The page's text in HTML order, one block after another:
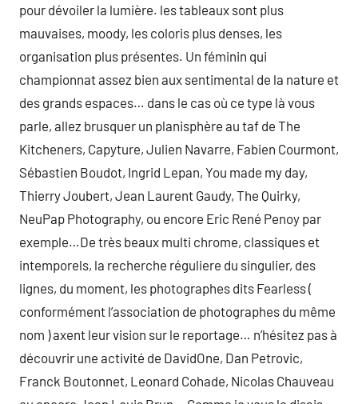
pour dévoiler la lumière. les tableaux sont plus
mauvaises, moody, les coloris plus denses, les
organisation plus présentes. Un féminin qui
championnat assez bien aux sentimental de la nature et
des grands espaces… dans le cas où ce type là vous
parle, allez brusquer un planisphère au taf de The
Kitcheners, Capyture, Julien Navarre, Fabien Courmont,
Sébastien Boudot, Ingrid Lepan, You made my day,
Thierry Joubert, Jean Laurent Gaudy, The Quirky,
NeuPap Photography, ou encore Eric René Penoy par
exemple…De très beaux multi chrome, classiques et
intemporels, la recherche réguliere du singulier, des
lignes, du moment, les photographes dits Fearless (
conformément l’association de photographes du même
nom ) axent leur vision sur le reportage… n’hésitez pas à
découvrir une activité de DavidOne, Dan Petrovic,
Franck Boutonnet, Leonard Cohade, Nicolas Chauveau